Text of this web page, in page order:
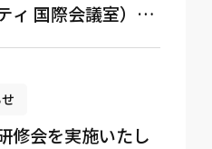
ティ 国際会議室）
スを出展いたしま
修会を実施いたし